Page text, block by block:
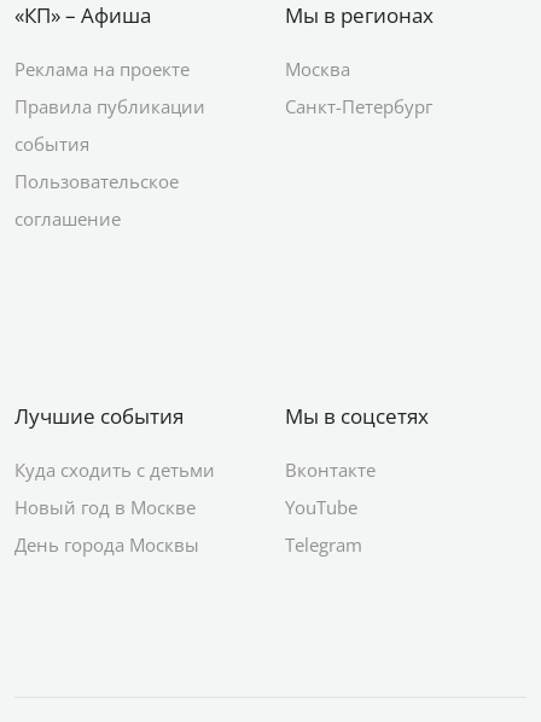
«КП» – Афиша
Реклама на проекте
Правила публикации
события
Пользовательское
соглашение
Мы в регионах
Москва
Санкт-Петербург
Лучшие события
Куда сходить с детьми
Новый год в Москве
День города Москвы
Мы в соцсетях
Вконтакте
YouTube
Telegram